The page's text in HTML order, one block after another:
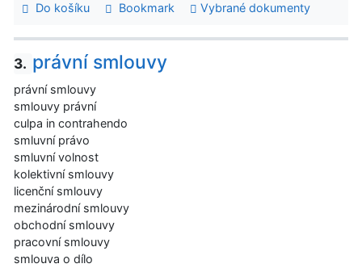
Do košíku Bookmark Vybrané dokumenty
3. právní smlouvy
právní smlouvy
smlouvy právní
culpa in contrahendo
smluvní právo
smluvní volnost
kolektivní smlouvy
licenční smlouvy
mezinárodní smlouvy
obchodní smlouvy
pracovní smlouvy
smlouva o dílo